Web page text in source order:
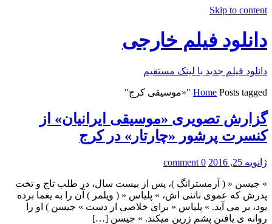
Skip to content
دانلود فیلم خارجی
دانلود فیلم جدید با لینک مستقیم
Home Posts tagged "«موسیقی کرج"
گزارش تصویری «موسیقی ایرانیان» از
کنسرت پرشور «چارتار» در کرج
ژانویه 25, 2016 0 comment
» جیسن « ( آرمسترانگ )، پس از بیست سال، در طلب تاج و تخت
پدرش که عموى ناتنی ‏اش، » پلیاس « ( ویلمر ) آن را به یغما برده
بود، بر می ‏آید. » پلیاس « براى خلاصى از دست » جیسن ) او را
روانه ‏ى یافتن پشم زرین می‏کند. » جیسن […]